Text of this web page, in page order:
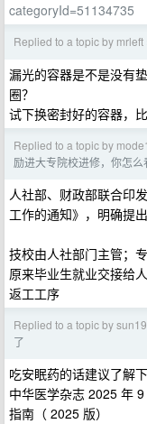
categoryId=51134735
Replied to a topic by mrleft
漏光的容器是不是没有
圈？
试下换密封好的容器，
Replied to a topic by
励进大专院校进修，你怎么
人社部、财政部联合印
工作的通知》，明确提
技校由人社部门主管；
原来毕业生就业交接给
返工工序
Replied to a topic by
了
吃安眠药的话建议了解
中华医学杂志 2025 年
指南（ 2025 版）